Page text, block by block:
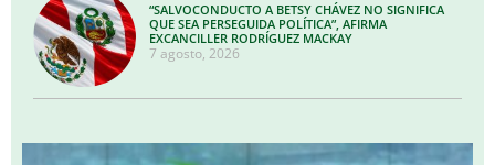
“SALVOCONDUCTO A BETSY CHÁVEZ NO SIGNIFICA
QUE SEA PERSEGUIDA POLÍTICA”, AFIRMA
EXCANCILLER RODRÍGUEZ MACKAY
7 agosto, 2026